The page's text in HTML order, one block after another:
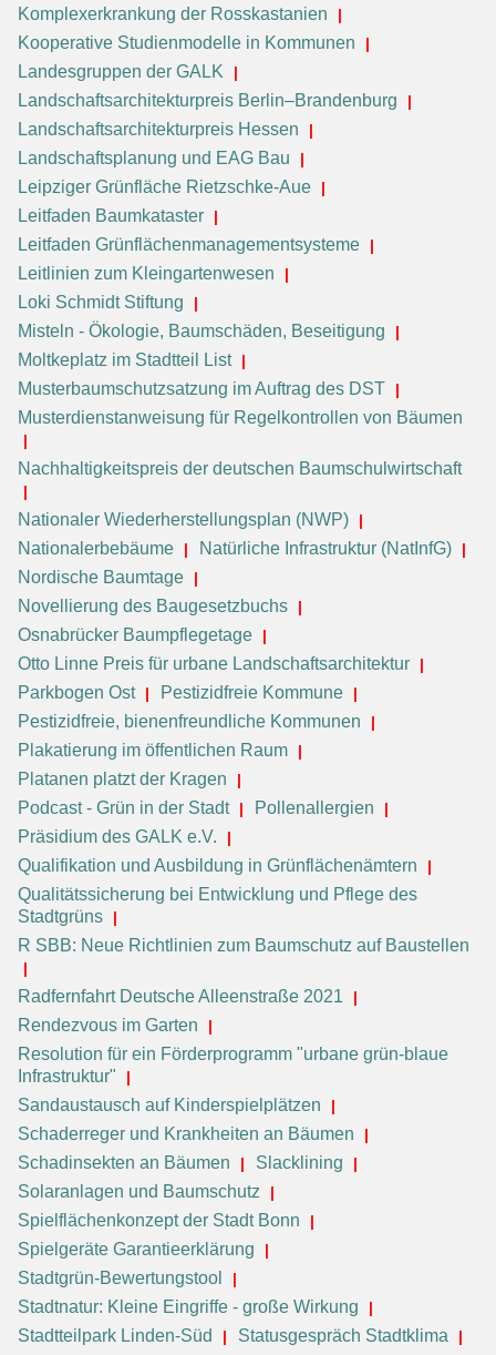
Komplexerkrankung der Rosskastanien
Kooperative Studienmodelle in Kommunen
Landesgruppen der GALK
Landschaftsarchitekturpreis Berlin–Brandenburg
Landschaftsarchitekturpreis Hessen
Landschaftsplanung und EAG Bau
Leipziger Grünfläche Rietzschke-Aue
Leitfaden Baumkataster
Leitfaden Grünflächenmanagementsysteme
Leitlinien zum Kleingartenwesen
Loki Schmidt Stiftung
Misteln - Ökologie, Baumschäden, Beseitigung
Moltkeplatz im Stadtteil List
Musterbaumschutzsatzung im Auftrag des DST
Musterdienstanweisung für Regelkontrollen von Bäumen
Nachhaltigkeitspreis der deutschen Baumschulwirtschaft
Nationaler Wiederherstellungsplan (NWP)
Nationalerbebäume
Natürliche Infrastruktur (NatInfG)
Nordische Baumtage
Novellierung des Baugesetzbuchs
Osnabrücker Baumpflegetage
Otto Linne Preis für urbane Landschaftsarchitektur
Parkbogen Ost
Pestizidfreie Kommune
Pestizidfreie, bienenfreundliche Kommunen
Plakatierung im öffentlichen Raum
Platanen platzt der Kragen
Podcast - Grün in der Stadt
Pollenallergien
Präsidium des GALK e.V.
Qualifikation und Ausbildung in Grünflächenämtern
Qualitätssicherung bei Entwicklung und Pflege des
Stadtgrüns
R SBB: Neue Richtlinien zum Baumschutz auf Baustellen
Radfernfahrt Deutsche Alleenstraße 2021
Rendezvous im Garten
Resolution für ein Förderprogramm "urbane grün-blaue
Infrastruktur"
Sandaustausch auf Kinderspielplätzen
Schaderreger und Krankheiten an Bäumen
Schadinsekten an Bäumen
Slacklining
Solaranlagen und Baumschutz
Spielflächenkonzept der Stadt Bonn
Spielgeräte Garantieerklärung
Stadtgrün-Bewertungstool
Stadtnatur: Kleine Eingriffe - große Wirkung
Stadtteilpark Linden-Süd
Statusgespräch Stadtklima